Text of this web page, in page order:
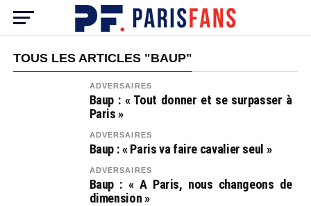
TOUS LES ARTICLES "BAUP"
ADVERSAIRES
Baup : « Tout donner et se surpasser à
Paris »
ADVERSAIRES
Baup : « Paris va faire cavalier seul »
ADVERSAIRES
Baup : « A Paris, nous changeons de
dimension »